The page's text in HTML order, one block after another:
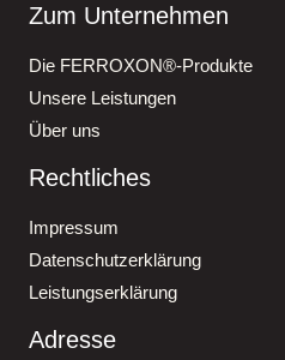
Zum Unternehmen
Die FERROXON®-Produkte
Unsere Leistungen
Über uns
Rechtliches
Impressum
Datenschutzerklärung
Leistungserklärung
Adresse